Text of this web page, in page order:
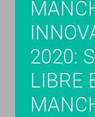
2020:
LIBRE